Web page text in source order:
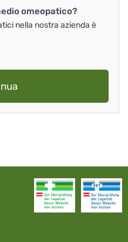
omeopatico?
nella nostra azienda è